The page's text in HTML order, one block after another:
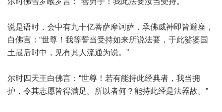
说是语时，会中有九十亿菩萨摩诃萨，承佛威神即皆避座，
白佛言：“世尊！我等誓当受持如来所说法要，于此娑婆国
土最后时中，见有其人流通为说。”
尔时四天王白佛言：“世尊！若有能持此经典者，我当拥
护，令其志愿皆得满足。所以者何？能持此经是法器故。”